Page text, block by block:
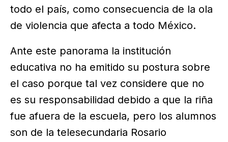
todo el país, como consecuencia de la ola
de violencia que afecta a todo México.
Ante este panorama la institución
educativa no ha emitido su postura sobre
el caso porque tal vez considere que no
es su responsabilidad debido a que la riña
fue afuera de la escuela, pero los alumnos
son de la telesecundaria Rosario